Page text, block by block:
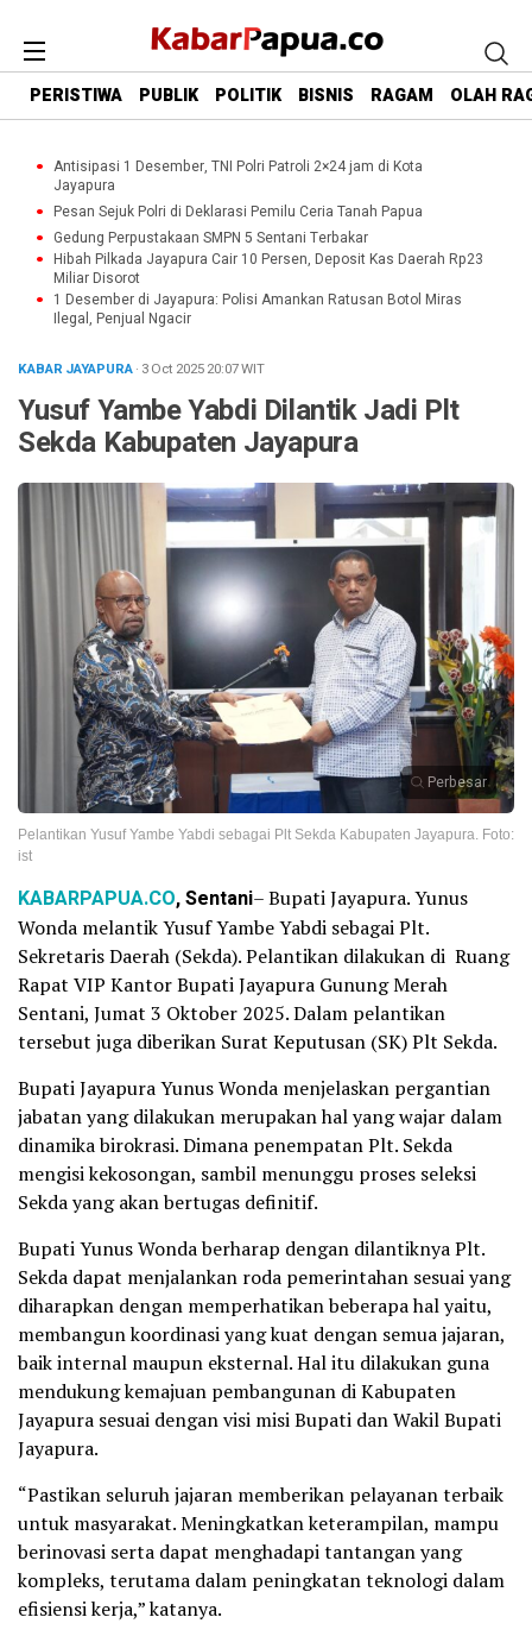
PERISTIWA PUBLIK POLITIK BISNIS RAGAM OLAH
Antisipasi 1 Desember, TNI Polri Patroli 2×24 jam di Kota
Jayapura
Pesan Sejuk Polri di Deklarasi Pemilu Ceria Tanah Papua
Gedung Perpustakaan SMPN 5 Sentani Terbakar
Hibah Pilkada Jayapura Cair 10 Persen, Deposit Kas Daerah Rp23
Miliar Disorot
1 Desember di Jayapura: Polisi Amankan Ratusan Botol Miras
Ilegal, Penjual Ngacir
KABAR JAYAPURA· 3 Oct 202520:07WIT
Yusuf Yambe Yabdi Dilantik Jadi Plt
Sekda Kabupaten Jayapura
Perbesar
Pelantikan Yusuf Yambe Yabdi sebagai Plt Sekda Kabupaten Jayapura. Foto:
ist
KABARPAPUA.CO, Sentani– Bupati Jayapura. Yunus
Wonda melantik Yusuf Yambe Yabdi sebagai Plt.
Sekretaris Daerah (Sekda). Pelantikan dilakukan di Ruang
Rapat VIP Kantor Bupati Jayapura Gunung Merah
Sentani, Jumat 3 Oktober 2025. Dalam pelantikan
tersebut juga diberikan Surat Keputusan (SK) Plt Sekda.
Bupati Jayapura Yunus Wonda menjelaskan pergantian
jabatan yang dilakukan merupakan hal yang wajar dalam
dinamika birokrasi. Dimana penempatan Plt. Sekda
mengisi kekosongan, sambil menunggu proses seleksi
Sekda yang akan bertugas definitif.
Bupati Yunus Wonda berharap dengan dilantiknya Plt.
Sekda dapat menjalankan roda pemerintahan sesuai yang
diharapkan dengan memperhatikan beberapa hal yaitu,
membangun koordinasi yang kuat dengan semua jajaran,
baik internal maupun eksternal. Hal itu dilakukan guna
mendukung kemajuan pembangunan di Kabupaten
Jayapura sesuai dengan visi misi Bupati dan Wakil Bupati
Jayapura.
“Pastikan seluruh jajaran memberikan pelayanan terbaik
untuk masyarakat. Meningkatkan keterampilan, mampu
berinovasi serta dapat menghadapi tantangan yang
kompleks, terutama dalam peningkatan teknologi dalam
efisiensi kerja,” katanya.